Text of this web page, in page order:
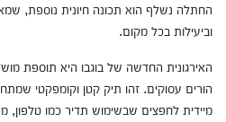
החתלה נשלף הוא תכונה חיונית נוספת,
וביעילות בכל מקום.
האירגונית החדשה של בוגבו היא תוספת
הורים עסוקים. זהו תיק קטן וקומפקטי
מיידית לחפצים שבשימוש תדיר כמו טלפון,